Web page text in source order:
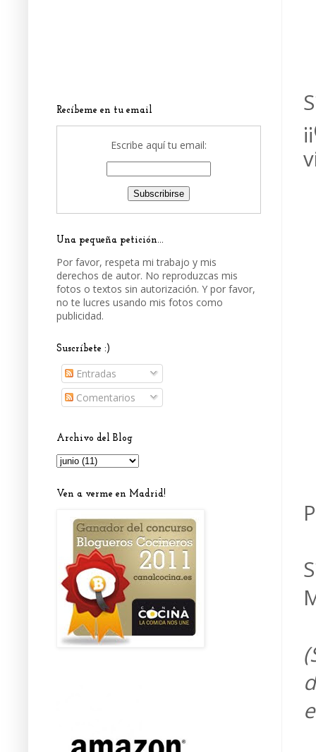
Recíbeme en tu email
Escribe aquí tu email:
Una pequeña petición...
Por favor, respeta mi trabajo y mis
derechos de autor. No reproduzcas mis
fotos o textos sin autorización. Y por favor,
no te lucres usando mis fotos como
publicidad.
Suscríbete :)
Entradas
Comentarios
Archivo del Blog
Ven a verme en Madrid!